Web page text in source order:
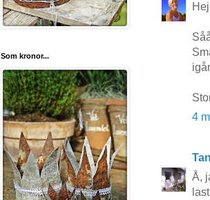
4
Å,
Som kronor...